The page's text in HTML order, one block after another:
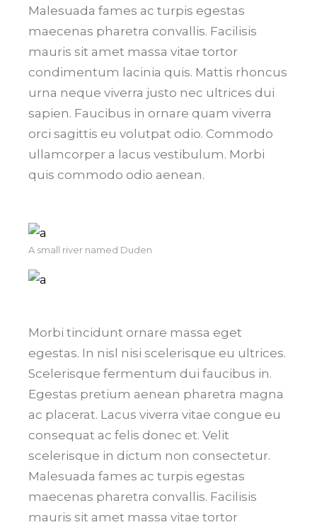
Malesuada fames ac turpis egestas
maecenas pharetra convallis. Facilisis
mauris sit amet massa vitae tortor
condimentum lacinia quis. Mattis rhoncus
urna neque viverra justo nec ultrices dui
sapien. Faucibus in ornare quam viverra
orci sagittis eu volutpat odio. Commodo
ullamcorper a lacus vestibulum. Morbi
quis commodo odio aenean.
A small river named Duden
Morbi tincidunt ornare massa eget
egestas. In nisl nisi scelerisque eu ultrices.
Scelerisque fermentum dui faucibus in.
Egestas pretium aenean pharetra magna
ac placerat. Lacus viverra vitae congue eu
consequat ac felis donec et. Velit
scelerisque in dictum non consectetur.
Malesuada fames ac turpis egestas
maecenas pharetra convallis. Facilisis
mauris sit amet massa vitae tortor